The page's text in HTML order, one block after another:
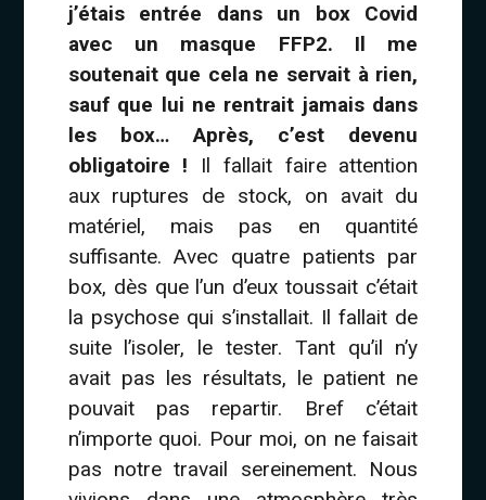
j’étais entrée dans un box Covid
avec un masque FFP2. Il me
soutenait que cela ne servait à rien,
sauf que lui ne rentrait jamais dans
les box… Après, c’est devenu
obligatoire ! Il fallait faire attention
aux ruptures de stock, on avait du
matériel, mais pas en quantité
suffisante. Avec quatre patients par
box, dès que l’un d’eux toussait c’était
la psychose qui s’installait. Il fallait de
suite l’isoler, le tester. Tant qu’il n’y
avait pas les résultats, le patient ne
pouvait pas repartir. Bref c’était
n’importe quoi. Pour moi, on ne faisait
pas notre travail sereinement. Nous